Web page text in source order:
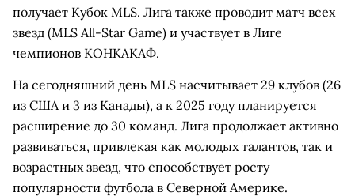
получает Кубок MLS. Лига также проводит матч всех
звезд (MLS All-Star Game) и участвует в Лиге
чемпионов КОНКАКАФ.
На сегодняшний день MLS насчитывает 29 клубов (26
из США и 3 из Канады), а к 2025 году планируется
расширение до 30 команд. Лига продолжает активно
развиваться, привлекая как молодых талантов, так и
возрастных звезд, что способствует росту
популярности футбола в Северной Америке.